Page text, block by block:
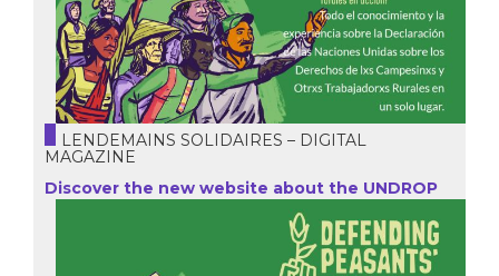
LENDEMAINS SOLIDAIRES – DIGITAL
MAGAZINE
Discover the new website about the UNDROP